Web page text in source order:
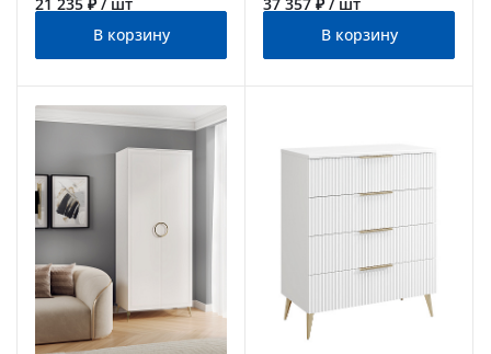
В корзину
В корзину